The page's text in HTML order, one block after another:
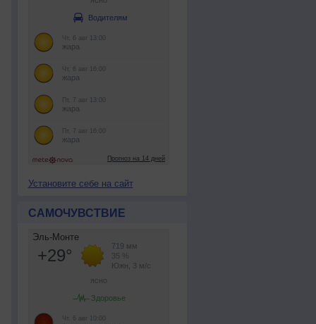
Установите себе на сайт
САМОЧУВСТВИЕ